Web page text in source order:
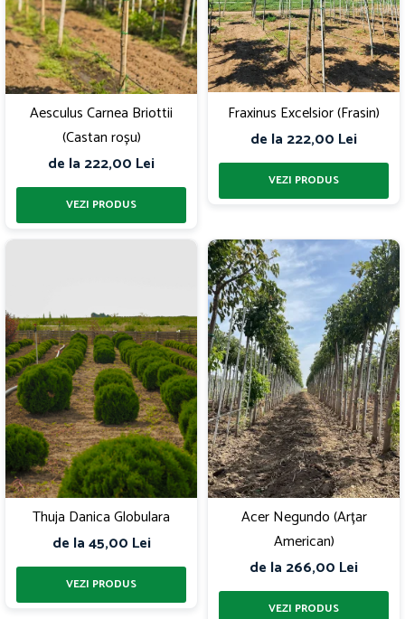
Aesculus Carnea Briottii
(Castan roșu)
de la 222,00 Lei
Fraxinus Excelsior (Frasin)
de la 222,00 Lei
Thuja Danica Globulara
de la 45,00 Lei
Acer Negundo (Arțar
American)
de la 266,00 Lei